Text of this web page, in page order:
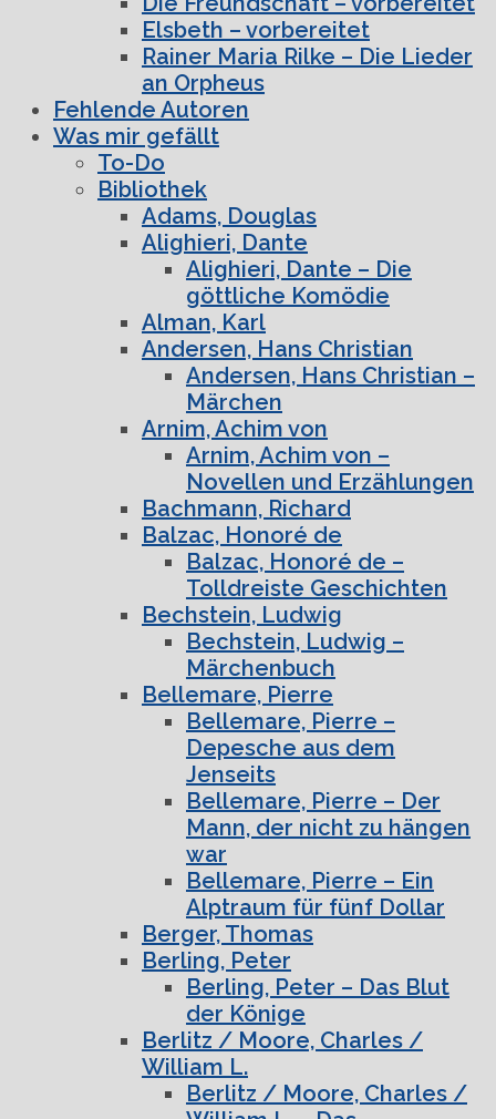
Elsbeth – vorbereitet
Rainer Maria Rilke – Die Lieder
an Orpheus
Fehlende Autoren
Was mir gefällt
To-Do
Bibliothek
Adams, Douglas
Alighieri, Dante
Alighieri, Dante – Die
göttliche Komödie
Alman, Karl
Andersen, Hans Christian
Andersen, Hans Christian –
Märchen
Arnim, Achim von
Arnim, Achim von –
Novellen und Erzählungen
Bachmann, Richard
Balzac, Honoré de
Balzac, Honoré de –
Tolldreiste Geschichten
Bechstein, Ludwig
Bechstein, Ludwig –
Märchenbuch
Bellemare, Pierre
Bellemare, Pierre –
Depesche aus dem
Jenseits
Bellemare, Pierre – Der
Mann, der nicht zu hängen
war
Bellemare, Pierre – Ein
Alptraum für fünf Dollar
Berger, Thomas
Berling, Peter
Berling, Peter – Das Blut
der Könige
Berlitz / Moore, Charles /
William L.
Berlitz / Moore, Charles /